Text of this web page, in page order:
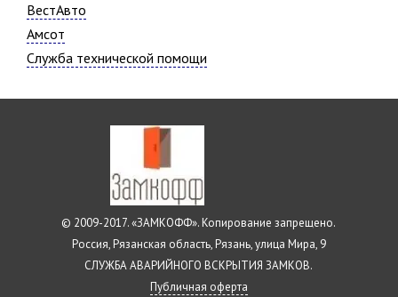
ВестАвто
Амсот
Служба технической помощи
© 2009-2017. «ЗАМКОФФ». Копирование запрещено.
Россия, Рязанская область, Рязань, улица Мира, 9
СЛУЖБА АВАРИЙНОГО ВСКРЫТИЯ ЗАМКОВ.
Публичная оферта